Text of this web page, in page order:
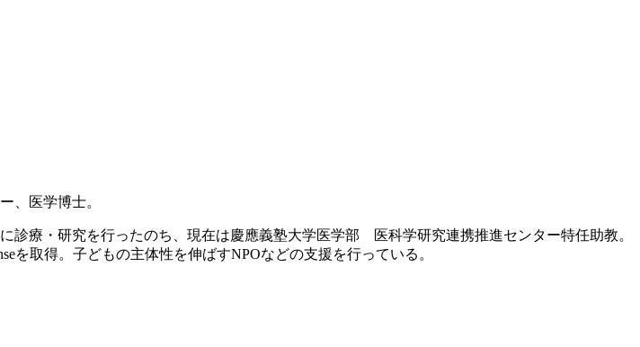
、医学博士。
診療・研究を行ったのち、現在は慶應義塾大学医学部 医科学研究連携推進センター特任助教。
を取得。子どもの主体性を伸ばすNPOなどの支援を行っている。